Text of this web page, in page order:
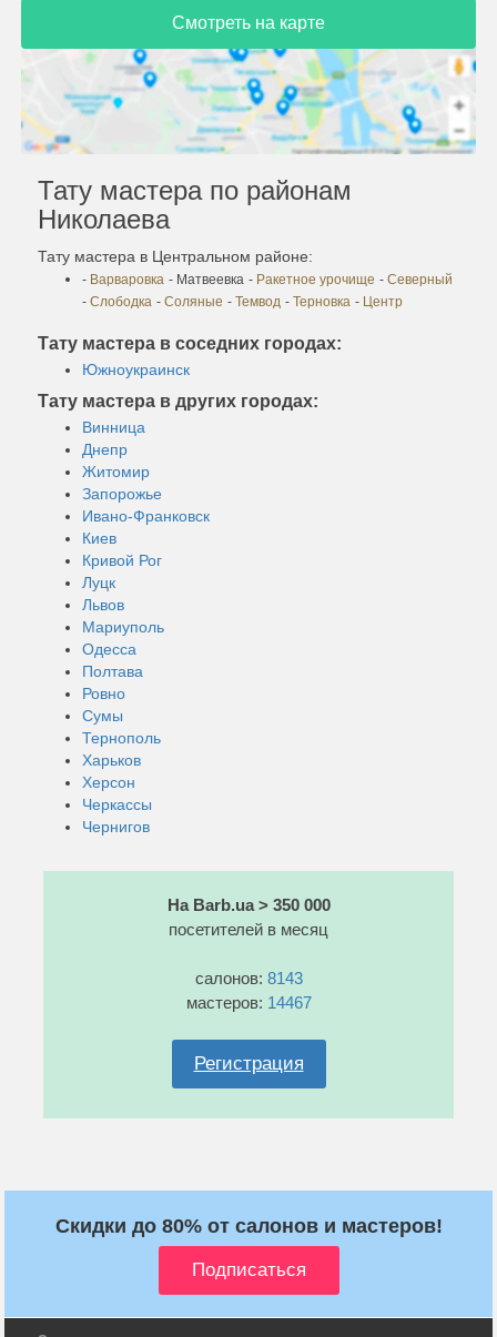
Смотреть на карте
Тату мастера по районам
Николаева
Тату мастера в Центральном районе:
- Варваровка - Матвеевка - Ракетное урочище - Северный
- Слободка - Соляные - Темвод - Терновка - Центр
Тату мастера в соседних городах:
Южноукраинск
Тату мастера в других городах:
Винница
Днепр
Житомир
Запорожье
Ивано-Франковск
Киев
Кривой Рог
Луцк
Львов
Мариуполь
Одесса
Полтава
Ровно
Сумы
Тернополь
Харьков
Херсон
Черкассы
Чернигов
На Barb.ua > 350 000
посетителей в месяц
салонов: 8143
мастеров: 14467
Регистрация
Скидки до 80% от салонов и мастеров!